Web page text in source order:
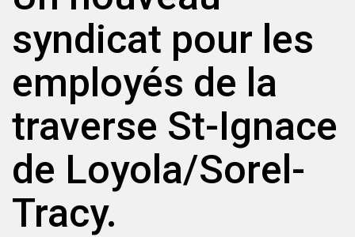
syndicat pour les
employés de la
traverse St-Ignace
de Loyola/Sorel-
Tracy.